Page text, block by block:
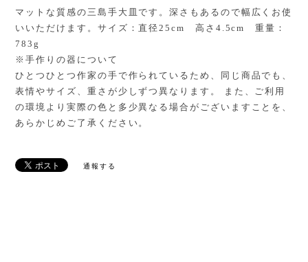
マットな質感の三島手大皿です。深さもあるので幅広くお使
いいただけます。サイズ：直径25cm 高さ4.5cm 重量：
783g
※手作りの器について
ひとつひとつ作家の手で作られているため、同じ商品でも、
表情やサイズ、重さが少しずつ異なります。 また、ご利用
の環境より実際の色と多少異なる場合がございますことを、
あらかじめご了承ください。
通報する